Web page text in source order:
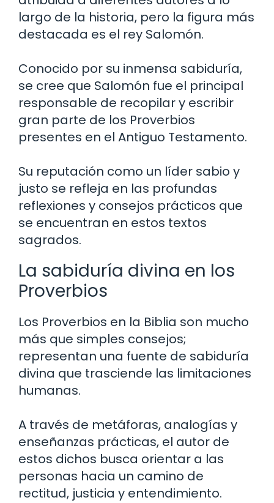
largo de la historia, pero la figura más
destacada es el rey Salomón.
Conocido por su inmensa sabiduría,
se cree que Salomón fue el principal
responsable de recopilar y escribir
gran parte de los Proverbios
presentes en el Antiguo Testamento.
Su reputación como un líder sabio y
justo se refleja en las profundas
reflexiones y consejos prácticos que
se encuentran en estos textos
sagrados.
La sabiduría divina en los
Proverbios
Los Proverbios en la Biblia son mucho
más que simples consejos;
representan una fuente de sabiduría
divina que trasciende las limitaciones
humanas.
A través de metáforas, analogías y
enseñanzas prácticas, el autor de
estos dichos busca orientar a las
personas hacia un camino de
rectitud, justicia y entendimiento.